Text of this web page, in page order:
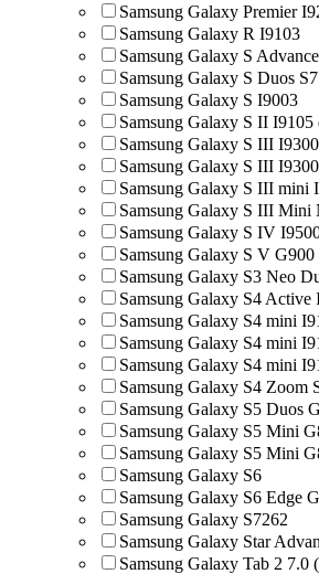
Samsung Galaxy Premier
Samsung Galaxy R I9103
Samsung Galaxy S
Samsung Galaxy S Duos
Samsung Galaxy S I9003
Samsung Galaxy S II I9105
Samsung Galaxy S III I9300
Samsung Galaxy S III
Samsung Galaxy S III mini
Samsung Galaxy S III Mini
Samsung Galaxy S IV
Samsung Galaxy S V G900
Samsung Galaxy S3 Neo
Samsung Galaxy S4 Active
Samsung Galaxy S4 mini
Samsung Galaxy S4 mini
Samsung Galaxy S4 mini
Samsung Galaxy S4 Zoom
Samsung Galaxy S5 Duos
Samsung Galaxy S5 Mini
Samsung Galaxy S5 Mini
Samsung Galaxy S6
Samsung Galaxy S6 Edge
Samsung Galaxy S7262
Samsung Galaxy Star
Samsung Galaxy Tab 2 7.0